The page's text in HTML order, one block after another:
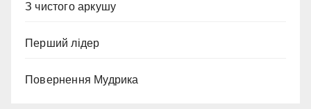
З чистого аркушу
Перший лідер
Повернення Мудрика